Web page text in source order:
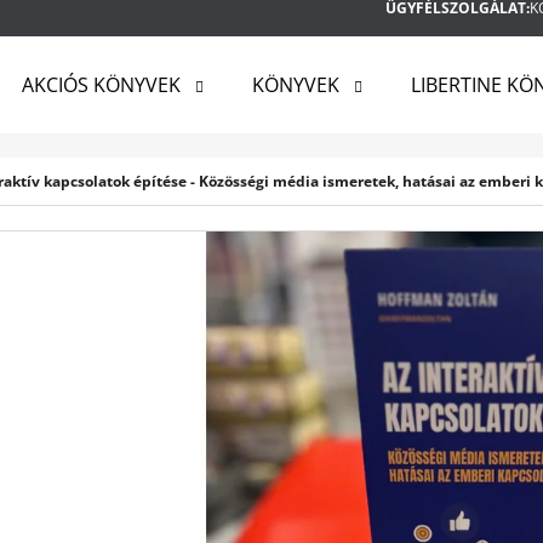
ÜGYFÉLSZOLGÁLAT:
AKCIÓS KÖNYVEK KÖNYVEK LIBERTINE
kapcsolatok építése - Közösségi média ismeretek, hatásai az emberi
KERESÉS
AJÁNLJUK